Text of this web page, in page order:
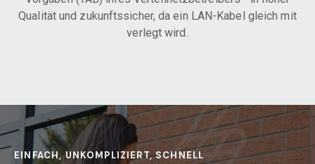
Qualität und zukunftssicher, da ein LAN-Kabel gleich mit
verlegt wird.
EINFACH, UNKOMPLIZIERT, SCHNELL